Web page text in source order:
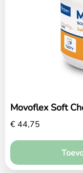
Movoflex Soft
€44,75